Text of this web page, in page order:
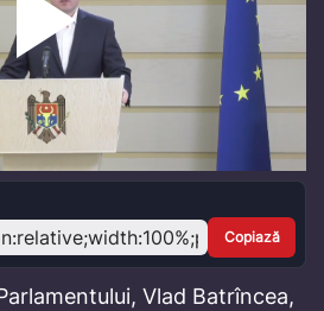
Play
Video
Copiază
Vlad Batrîncea,